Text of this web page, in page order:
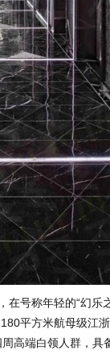
在号称年轻的“幻乐
平方米航母级江
高端白领人群，具